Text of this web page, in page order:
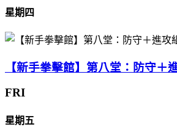
星期四
【新手拳擊館】第八堂：防守＋
FRI
星期五